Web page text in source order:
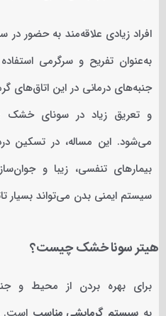
افراد زیادی علاقه‌مند به حضور
به‌عنوان تفریح و سرگرمی
جنبه‌های درمانی در این اتاق‌های
و تعریق زیاد در سونای
می‌شود. این مساله، در تسکین
بیمارهای تنفسی، زیبا و
سیستم ایمنی بدن می‌تواند بسیار
هیتر سونا خشک چیست؟
برای بهره بردن از محیط و